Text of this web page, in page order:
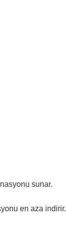
sunar.
en aza indirir.